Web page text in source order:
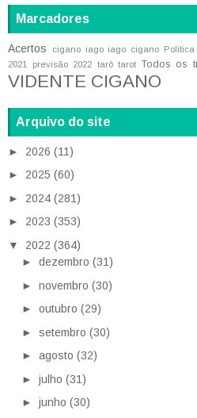
Marcadores
Acertos cigano iago iago cigano
2021
previsão 2022 tarô tarot Todos os
VIDENTE CIGANO
Arquivo do site
► 2026 (11)
► 2025 (60)
► 2024 (281)
► 2023 (353)
▼ 2022 (364)
► dezembro (31)
► novembro (30)
► outubro (29)
► setembro (30)
► agosto (32)
► julho (31)
► junho (30)